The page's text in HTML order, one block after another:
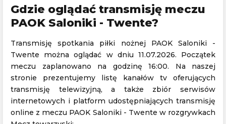
Gdzie oglądać transmisję meczu
PAOK Saloniki - Twente?
Transmisję spotkania piłki nożnej PAOK Saloniki -
Twente można oglądać w dniu 11.07.2026. Początek
meczu zaplanowano na godzinę 16:00. Na naszej
stronie prezentujemy listę kanałów tv oferujących
transmisję telewizyjną, a także zbiór serwisów
internetowych i platform udostępniających transmisję
online z meczu PAOK Saloniki - Twente w rozgrywkach